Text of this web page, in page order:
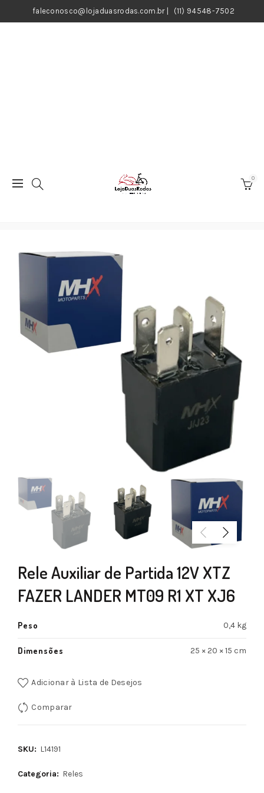
faleconosco@lojaduasrodas.com.br| (11) 94548-7502
0
Rele Auxiliar de Partida 12V XTZ
FAZER LANDER MT09 R1 XT XJ6
Peso 0,4 kg
Dimensões 25 × 20 × 15 cm
Adicionar à Lista de Desejos
Comparar
SKU: L14191
Categoria: Reles